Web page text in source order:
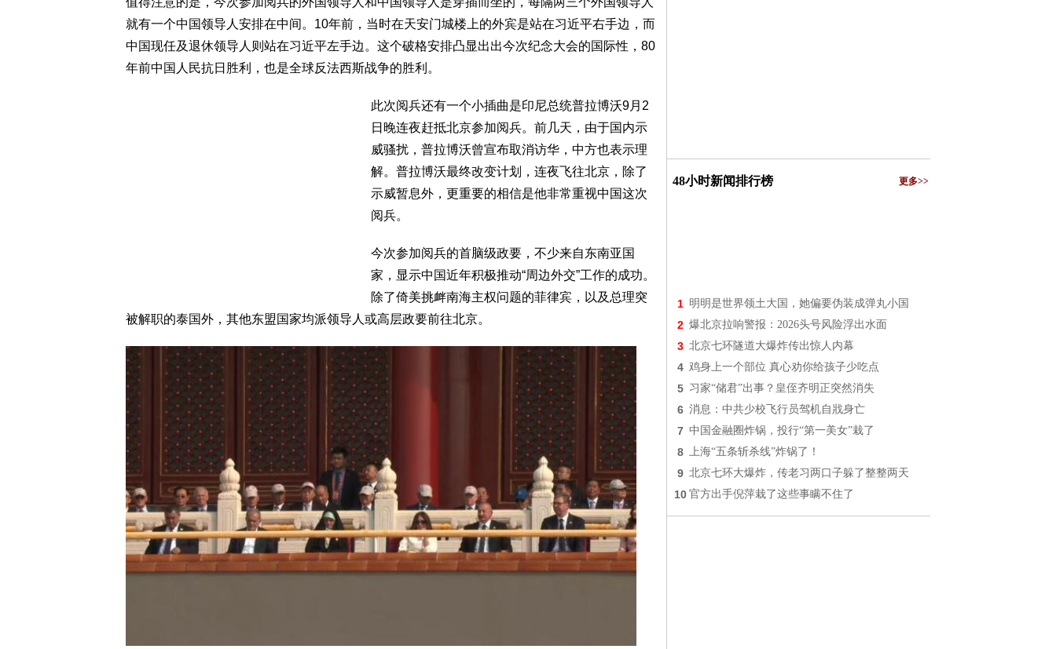
就有一个中国领导人安排在中间。10年前，当时在天安门城楼上的外宾是站在习近平右手边，而
中国现任及退休领导人则站在习近平左手边。这个破格安排凸显出出今次纪念大会的国际性，80
年前中国人民抗日胜利，也是全球反法西斯战争的胜利。
此次阅兵还有一个小插曲是印尼总统普拉博沃9月2
日晚连夜赶抵北京参加阅兵。前几天，由于国内示
威骚扰，普拉博沃曾宣布取消访华，中方也表示理
解。普拉博沃最终改变计划，连夜飞往北京，除了
示威暂息外，更重要的相信是他非常重视中国这次
阅兵。
今次参加阅兵的首脑级政要，不少来自东南亚国
家，显示中国近年积极推动“周边外交”工作的成功。
除了倚美挑衅南海主权问题的菲律宾，以及总理突
被解职的泰国外，其他东盟国家均派领导人或高层政要前往北京。
48小时新闻排行榜 更多>>
1 明明是世界领土大国，她偏要伪装成弹丸小国
2 爆北京拉响警报：2026头号风险浮出水面
3 北京七环隧道大爆炸传出惊人内幕
4 鸡身上一个部位 真心劝你给孩子少吃点
5 习家“储君”出事？皇侄齐明正突然消失
6 消息：中共少校飞行员驾机自戕身亡
7 中国金融圈炸锅，投行“第一美女”栽了
8 上海“五条斩杀线”炸锅了！
9 北京七环大爆炸，传老习两口子躲了整整两天
10 官方出手倪萍栽了这些事瞒不住了